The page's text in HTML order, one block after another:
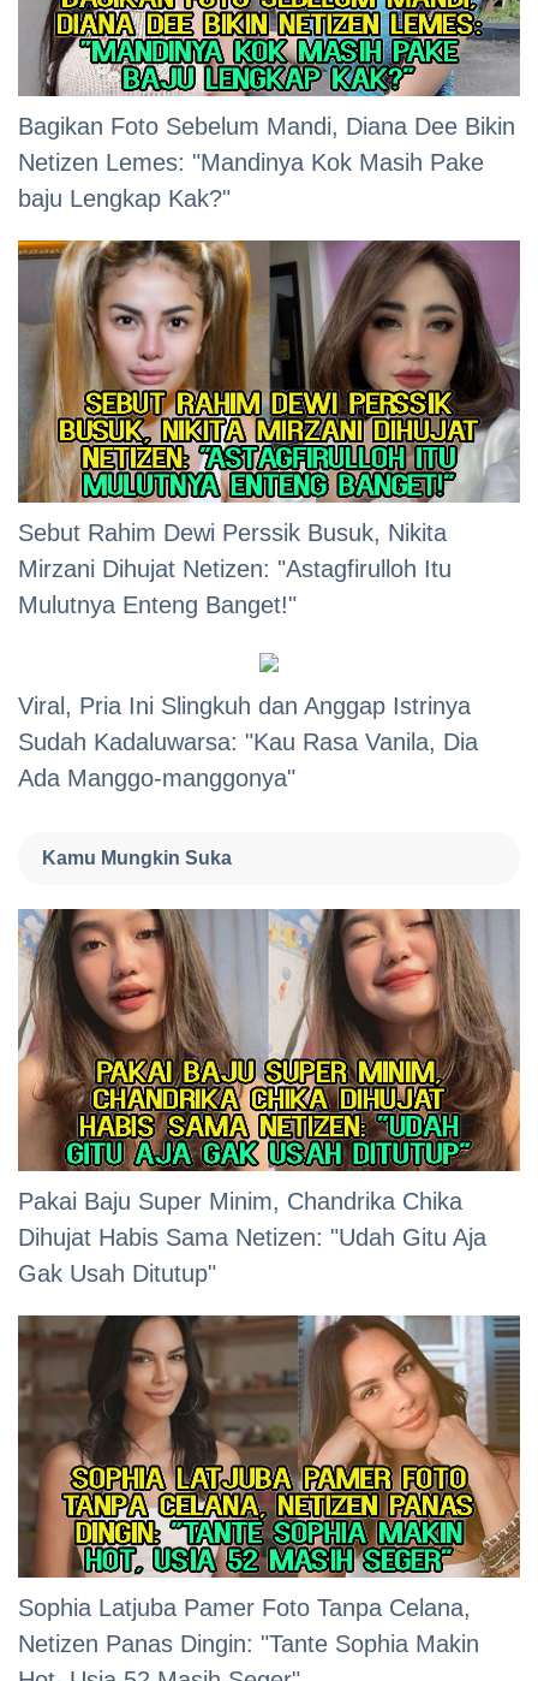
Bagikan Foto Sebelum Mandi, Diana Dee Bikin
Netizen Lemes: "Mandinya Kok Masih Pake
baju Lengkap Kak?"
Sebut Rahim Dewi Perssik Busuk, Nikita
Mirzani Dihujat Netizen: "Astagfirulloh Itu
Mulutnya Enteng Banget!"
Viral, Pria Ini Slingkuh dan Anggap Istrinya
Sudah Kadaluwarsa: "Kau Rasa Vanila, Dia
Ada Manggo-manggonya"
Kamu Mungkin Suka
Pakai Baju Super Minim, Chandrika Chika
Dihujat Habis Sama Netizen: "Udah Gitu Aja
Gak Usah Ditutup"
Sophia Latjuba Pamer Foto Tanpa Celana,
Netizen Panas Dingin: "Tante Sophia Makin